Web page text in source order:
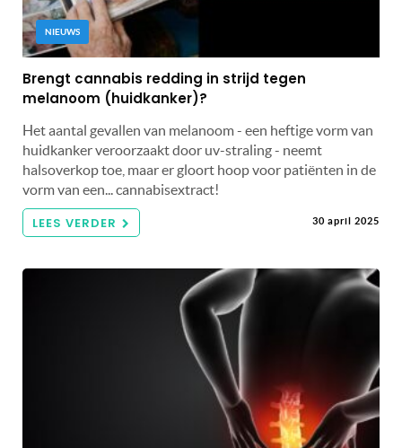
NIEUWS
Brengt cannabis redding in strijd tegen
melanoom (huidkanker)?
Het aantal gevallen van melanoom - een heftige vorm van
huidkanker veroorzaakt door uv-straling - neemt
halsoverkop toe, maar er gloort hoop voor patiënten in de
vorm van een... cannabisextract!
LEES VERDER 30 april 2025